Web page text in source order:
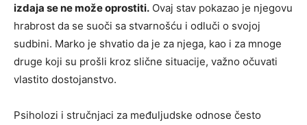
izdaja se ne može oprostiti. Ovaj stav pokazao je njegovu
hrabrost da se suoči sa stvarnošću i odluči o svojoj
sudbini. Marko je shvatio da je za njega, kao i za mnoge
druge koji su prošli kroz slične situacije, važno očuvati
vlastito dostojanstvo.
Psiholozi i stručnjaci za međuljudske odnose često